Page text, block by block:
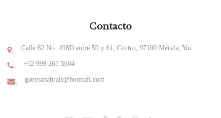
Contacto
. Calle 62 No. 498D entre 59 y 61, Centro, 97100 Mérida, Yuc.
. +52 999 267 5604
. gabysanabrais@hotmail.com